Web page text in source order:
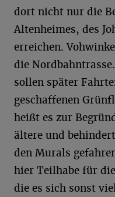
dort nicht nur die
Altenheimes, des
erreichen.
die
sollen später
geschaffenen
heißt es zur
ältere und
den Murals
hier Teilhabe für
die es sich sonst